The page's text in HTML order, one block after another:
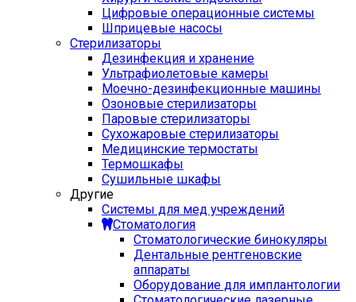
Цифровые операционные системы
Шприцевые насосы
Стерилизаторы
Дезинфекция и хранение
Ультрафиолетовые камеры
Моечно-дезинфекционные машины
Озоновые стерилизаторы
Паровые стерилизаторы
Сухожаровые стерилизаторы
Медицинские термостаты
Термошкафы
Сушильные шкафы
Другие
Системы для мед учреждений
Стоматология
Стоматологические бинокуляры
Дентальные рентгеновские
аппараты
Оборудование для имплантологии